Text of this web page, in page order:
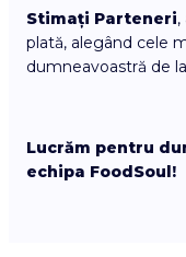
Stimați Parteneri
plată, alegând cele
dumneavoastră de
Lucrăm pentru
echipa FoodSoul!